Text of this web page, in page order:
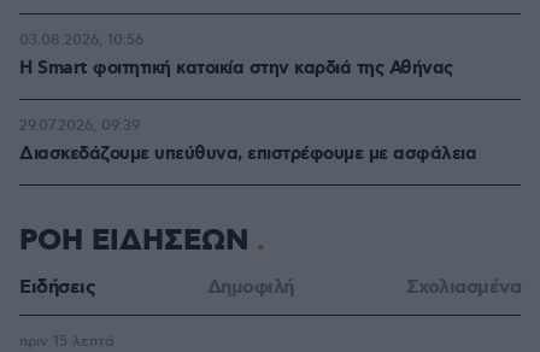
Η Smart φοιτητική κατοικία στην καρδιά της Αθήνας
03.08.2026, 10:56
Διασκεδάζουμε υπεύθυνα, επιστρέφουμε με ασφάλεια
29.07.2026, 09:39
ΡΟΗ ΕΙΔΗΣΕΩΝ
Ειδήσεις Δημοφιλή Σχολιασμένα
πριν 15 λεπτά